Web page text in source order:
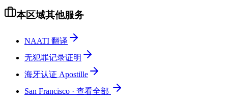
本区域其他服务
NAATI 翻译
无犯罪记录证明
海牙认证 Apostille
San Francisco · 查看全部